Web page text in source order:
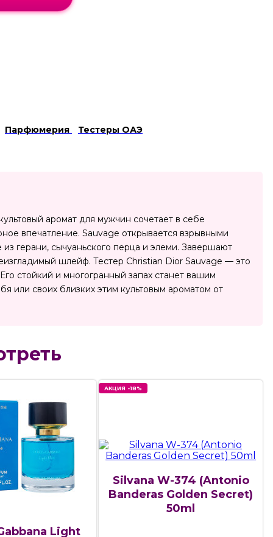
Парфюмерия Тестеры ОАЭ
аромат для мужчин сочетает в себе
впечатление. Sauvage открывается взрывными
герани, сычуаньского перца и элеми. Завершают
шлейф. Тестер Christian Dior Sauvage — это
стойкий и многогранный запах станет вашим
или своих близких этим культовым ароматом от
Light
АКЦИЯ -18%
Silvana W-374 (Antonio
Banderas Golden Secret)
50ml